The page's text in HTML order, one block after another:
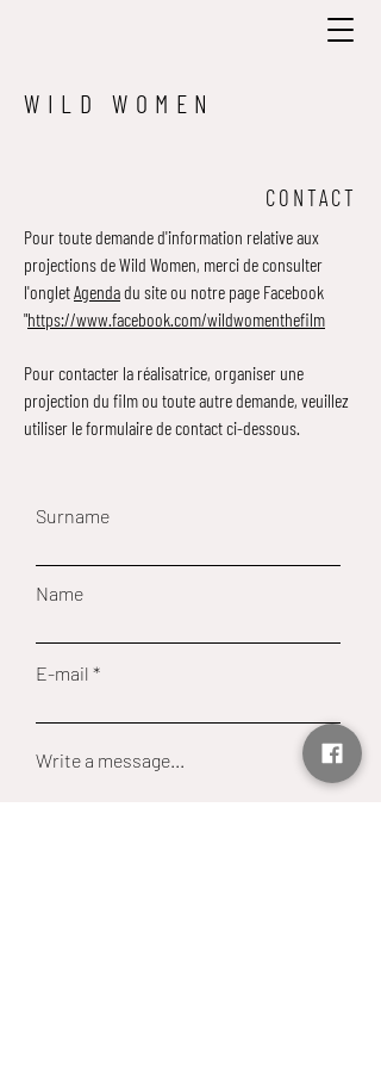
WILD WOMEN
CONTACT
Pour toute demande d'information relative aux
projections de Wild Women, merci de consulter
l'ongletAgendadu site ou notre page Facebook
"https://www.facebook.com/wildwomenthefilm
Pour contacter la réalisatrice, organiser une
projection du film ou toute autre demande, veuillez
utiliser le formulaire de contact ci-dessous.
Surname
Name
E-mail
Write a message...